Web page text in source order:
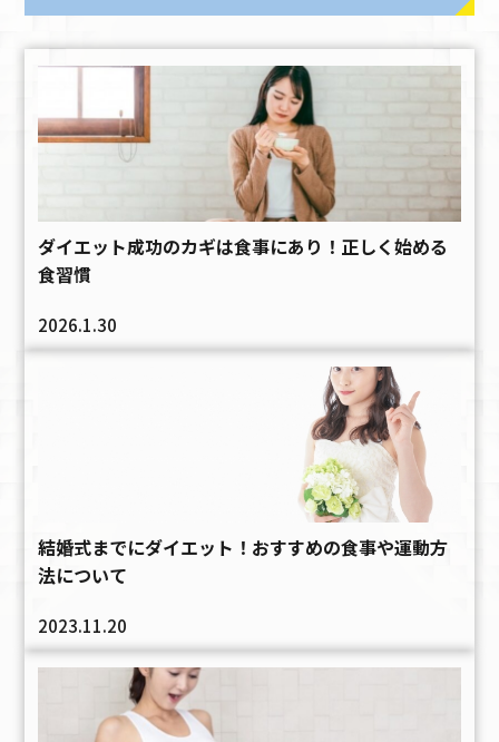
ダイエット成功のカギは食事にあり！正しく始める
食習慣
2026.1.30
結婚式までにダイエット！おすすめの食事や運動方
法について
2023.11.20